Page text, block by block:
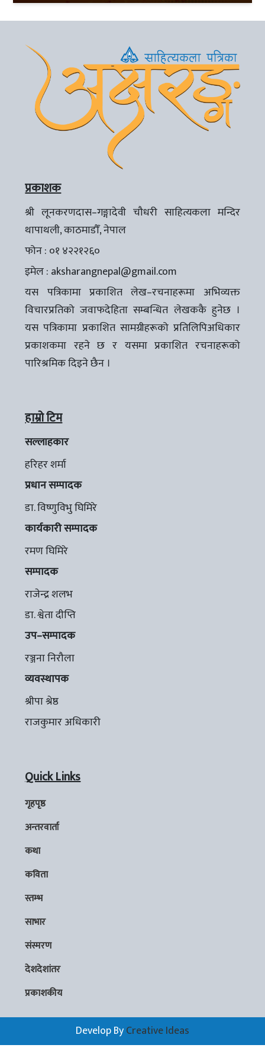
प्रकाशक
श्री लूनकरणदास–गङ्गादेवी चौधरी साहित्यकला मन्दिर
थापाथली, काठमाडौँ, नेपाल
फोन : ०१ ४२२१२६०
इमेल : aksharangnepal@gmail.com
यस पत्रिकामा प्रकाशित लेख–रचनाहरूमा अभिव्यक्त
विचारप्रतिको जवाफदेहिता सम्बन्धित लेखककै हुनेछ ।
यस पत्रिकामा प्रकाशित सामग्रीहरूको प्रतिलिपिअधिकार
प्रकाशकमा रहने छ र यसमा प्रकाशित रचनाहरूको
पारिश्रमिक दिइने छैन ।
हाम्रो टिम
सल्लाहकार
हरिहर शर्मा
प्रधान सम्पादक
डा. विष्णुविभु घिमिरे
कार्यकारी सम्पादक
रमण घिमिरे
सम्पादक
राजेन्द्र शलभ
डा. श्वेता दीप्ति
उप–सम्पादक
रञ्जना निरौला
व्यवस्थापक
श्रीपा श्रेष्ठ
राजकुमार अधिकारी
Quick Links
गृहपृष्ठ
अन्तरवार्ता
कथा
कविता
स्तम्भ
साभार
संस्मरण
देशदेशांतर
प्रकाशकीय
Develop ByCreative Ideas